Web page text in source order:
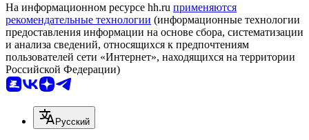
На информационном ресурсе hh.ru применяются
рекомендательные технологии (информационные технологии
предоставления информации на основе сбора, систематизации
и анализа сведений, относящихся к предпочтениям
пользователей сети «Интернет», находящихся на территории
Российской Федерации)
Русский